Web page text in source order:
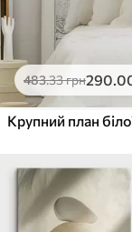
483.33грн290